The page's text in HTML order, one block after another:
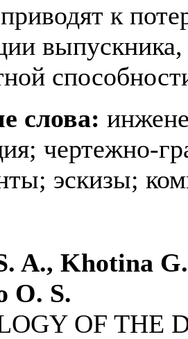
к
слова:
чертежно-
эскизы;
A., Khotina
O. S.
OF THE